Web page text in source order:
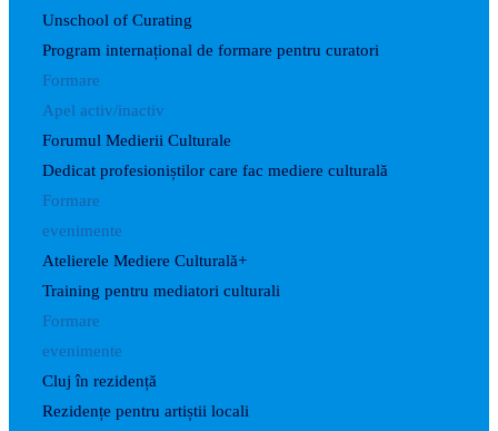
Unschool of Curating
Program internațional de formare pentru curatori
Formare
Apel activ/inactiv
Forumul Medierii Culturale
Dedicat profesioniștilor care fac mediere culturală
Formare
evenimente
Atelierele Mediere Culturală+
Training pentru mediatori culturali
Formare
evenimente
Cluj în rezidență
Rezidențe pentru artiștii locali